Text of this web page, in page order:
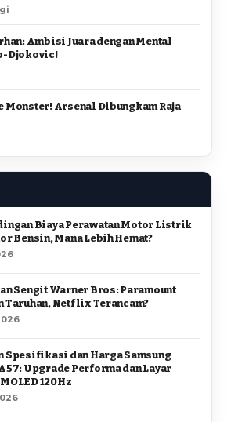
Ambisi Juara dengan Mental
Djokovic!
Monster! Arsenal Dibungkam Raja
Biaya Perawatan Motor Listrik
Bensin, Mana Lebih Hemat?
Sengit Warner Bros: Paramount
Taruhan, Netflix Terancam?
Spesifikasi dan Harga Samsung
Upgrade Performa dan Layar
120Hz